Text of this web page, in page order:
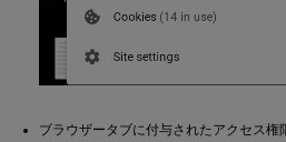
ブラウザータブに付与されたアクセス権